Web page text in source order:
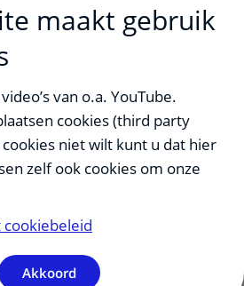
klik om te openen
klik om te
tijdens het
klik om te
maakt gebruik
van o.a. YouTube.
cookies (third party
cookies niet wilt kunt u dat hier
zelf ook cookies om onze
Akkoord